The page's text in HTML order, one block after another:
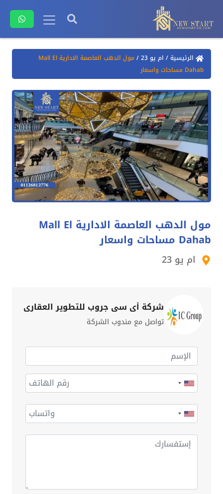
الرئيسية/ ام يو 23 /
مول الدهب العاصمة الادارية Mall El
Dahab مساحات واسعار
مول الدهب العاصمة الادارية Mall El
Dahab مساحات واسعار
ام يو 23
شركة أي سي جروب للتطوير العقاري
تواصل مع مندوب الشركة